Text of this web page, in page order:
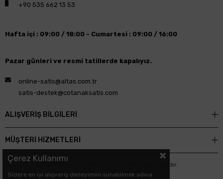
+90 535 662 13 53
Hafta içi : 09:00 / 18:00 - Cumartesi : 09:00 / 16:00
Pazar günleri ve resmi tatillerde kapalıyız.
online-satis@altas.com.tr
satis-destek@cotanaksatis.com
ALIŞVERİŞ BİLGİLERİ
MÜŞTERİ HİZMETLERİ
©2020 www.cotanaksatis.com Her Hakkı Saklıdır.
Çerez Kullanımı
Sizlere en iyi alışveriş deneyimini sunabilmek adına